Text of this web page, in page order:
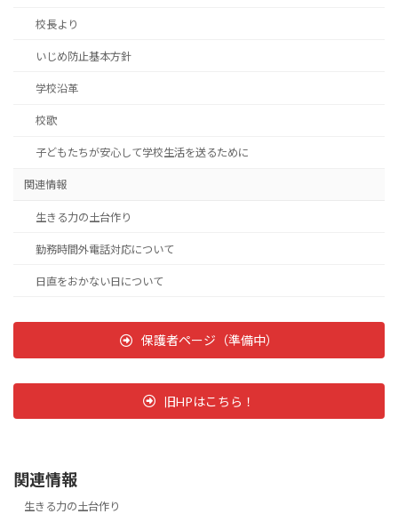
校長より
いじめ防止基本方針
学校沿革
校歌
子どもたちが安心して学校生活を送るために
関連情報
生きる力の土台作り
勤務時間外電話対応について
日直をおかない日について
保護者ページ（準備中）
旧HPはこちら！
関連情報
生きる力の土台作り